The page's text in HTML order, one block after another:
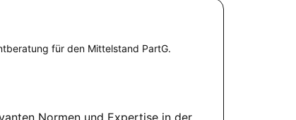
für den Mittelstand PartG.
Normen und Expertise in der